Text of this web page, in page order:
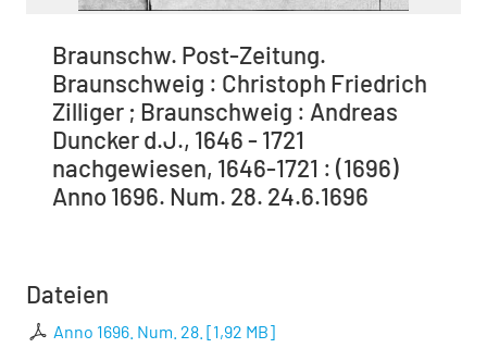
Braunschw. Post-Zeitung.
Braunschweig : Christoph Friedrich
Zilliger ; Braunschweig : Andreas
Duncker d.J., 1646 - 1721
nachgewiesen, 1646-1721 : (1696)
Anno 1696. Num. 28. 24.6.1696
Dateien
Anno 1696. Num. 28. [1,92 MB]